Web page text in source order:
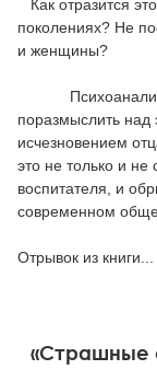
Тревожные
Психодрама
Другие
Классический,
НЛП
Психология
Социальная
Социальная и
Классический и
Как отразится
поколениях? Не
и женщины?
поразмыслить
исчезновением
это не только и не
воспитателя, и
современном
Отрывок из книги...
«Страшные